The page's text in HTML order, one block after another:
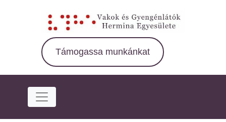
Támogassa munkánkat